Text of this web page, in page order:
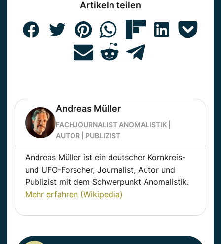
Artikeln teilen
Andreas Müller
FACHJOURNALIST ANOMALISTIK |
AUTOR | PUBLIZIST
Andreas Müller ist ein deutscher Kornkreis-
und UFO-Forscher, Journalist, Autor und
Publizist mit dem Schwerpunkt Anomalistik.
Mehr erfahren (Wikipedia)